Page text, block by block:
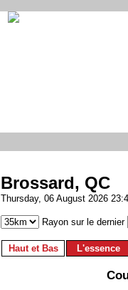
Brossard, QC
Thursday, 06 August 2026
Rayon sur le dernier
Haut et Bas L'essence